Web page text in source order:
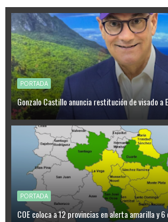
PORTADA
Gonzalo Castillo anuncia restitución de visado a
PORTADA
COE coloca a 12 provincias en alerta amarilla y